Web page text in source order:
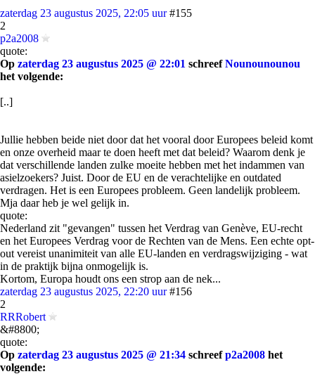
zaterdag 23 augustus 2025, 22:05 uur #155
2
p2a2008
quote:
Op zaterdag 23 augustus 2025 @ 22:01 schreefNounounounou
het volgende:
[..]
Jullie hebben beide niet door dat het vooral door Europees beleid komt
en onze overheid maar te doen heeft met dat beleid? Waarom denk je
dat verschillende landen zulke moeite hebben met het indammen van
asielzoekers? Juist. Door de EU en de verachtelijke en outdated
verdragen. Het is een Europees probleem. Geen landelijk probleem.
Mja daar heb je wel gelijk in.
quote:
Nederland zit "gevangen" tussen het Verdrag van Genève, EU-recht
en het Europees Verdrag voor de Rechten van de Mens. Een echte opt-
out vereist unanimiteit van alle EU-landen en verdragswijziging - wat
in de praktijk bijna onmogelijk is.
Kortom, Europa houdt ons een strop aan de nek...
zaterdag 23 augustus 2025, 22:20 uur #156
2
RRRobert
&#8800;
quote:
Op zaterdag 23 augustus 2025 @ 21:34 schreefp2a2008 het
volgende: